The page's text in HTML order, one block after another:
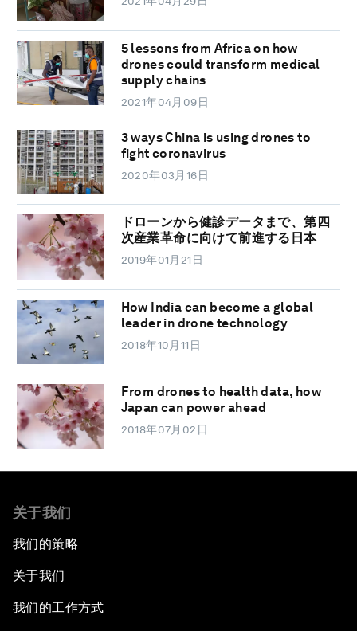
5 lessons from Africa on how
drones could transform medical
supply chains
2021年04月09日
3 ways China is using drones to
fight coronavirus
2020年03月16日
ドローンから健診データまで、第四
次産業革命に向けて前進する日本
2019年01月21日
How India can become a global
leader in drone technology
2018年10月11日
From drones to health data, how
Japan can power ahead
2018年07月02日
关于我们
我们的策略
关于我们
我们的工作方式